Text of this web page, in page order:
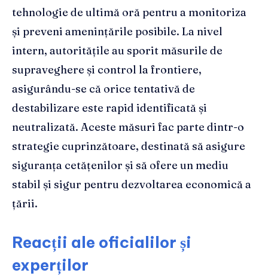
tehnologie de ultimă oră pentru a monitoriza
și preveni amenințările posibile. La nivel
intern, autoritățile au sporit măsurile de
supraveghere și control la frontiere,
asigurându-se că orice tentativă de
destabilizare este rapid identificată și
neutralizată. Aceste măsuri fac parte dintr-o
strategie cuprinzătoare, destinată să asigure
siguranța cetățenilor și să ofere un mediu
stabil și sigur pentru dezvoltarea economică a
țării.
Reacții ale oficialilor și
experților